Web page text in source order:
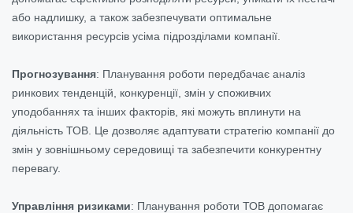
або надлишку, а також забезпечувати оптимальне
використання ресурсів усіма підрозділами компанії.
Прогнозування: Планування роботи передбачає аналіз
ринкових тенденцій, конкуренції, змін у споживчих
уподобаннях та інших факторів, які можуть вплинути на
діяльність ТОВ. Це дозволяє адаптувати стратегію компанії до
змін у зовнішньому середовищі та забезпечити конкурентну
перевагу.
Управління ризиками: Планування роботи ТОВ допомагає